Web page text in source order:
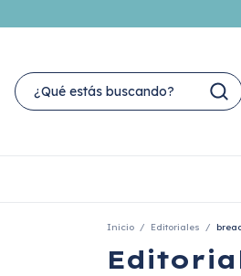
Inicio / Editoriales /